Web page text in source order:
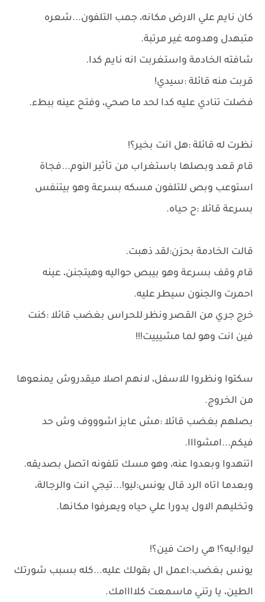
كان نايم علي الارض مكانه، جمب التلفون...شعره
متبهدل وهدومه غير مرتبة.
شافته الخادمة واستغربت انه نايم كدا.
قربت منه قائلة :سيدي!
فضلت تنادي عليه كدا لحد ما صحي، وفتح عينه ببطء.
نظرت له قائلة :هل انت بخير؟!
قام قعد وبصلها باستغراب من تأثير النوم...فجاة
استوعب وبص للتلفون مسكه بسرعة وهو بيتنفس
بسرعة قائلا :ح حياه.
قالت الخادمة بحزن:لقد ذهبت.
قام وقف بسرعة وهو بيبص حواليه وهيتجنن، عينه
احمرت والجنون سيطر عليه.
خرج جري من القصر ونظر للحراس بغضب قائلا :كنت
فين انت وهو لما مشيييت!!!
سكتوا ونظروا للاسفل، لانهم اصلا ميقدروش يمنعوها
من الخروج.
بصلهم بغضب قائلا :مش عايز اشوووف وش حد
فيكم...امشوااا.
اتنهدوا وبعدوا عنه، وهو مسك تلفونه اتصل بصديقه.
وبعدما اتاه الرد قال يونس:ليو!...تيجي انت والرجالة،
وتخليهم الاول يدورا علي حياه ويعرفوا مكانها.
ليوا:ليه؟! هي راحت فين؟!
يونس بغضب:اعمل ال بقولك عليه...كله بسبب شورتك
الطين، يا رتني ماسمعت كلاااامك.